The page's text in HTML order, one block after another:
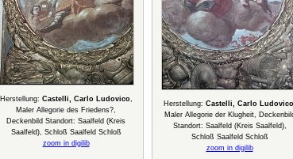
Herstellung: Castelli, Carlo Ludovico,
Maler Allegorie des Friedens?,
Deckenbild Standort: Saalfeld (Kreis
Saalfeld), Schloß Saalfeld Schloß
zoom in digilib
Herstellung: Castelli, Carlo Ludovico
Maler Allegorie der Klugheit,
Standort: Saalfeld (Kreis Saalfeld),
Schloß Saalfeld Schloß
zoom in digilib